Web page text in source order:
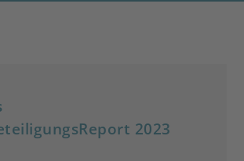
2023